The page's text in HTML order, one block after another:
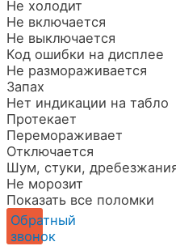
Не холодит
Не включается
Не выключается
Код ошибки на дисплее
Не размораживается
Запах
Нет индикации на табло
Протекает
Перемораживает
Отключается
Шум, стуки,
Не морозит
Показать все поломки
Обратный
звонок